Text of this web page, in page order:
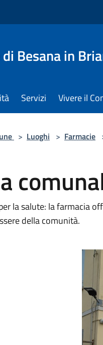
Besana in
Servizi Vivere il
> Luoghi > Farmacie
la salute: la farmacia
della comunità.